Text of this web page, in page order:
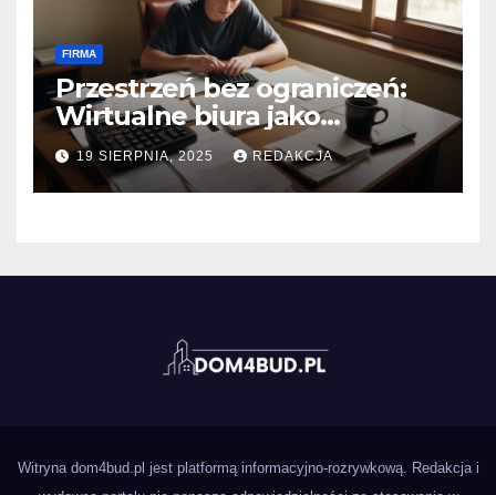
FIRMA
Przestrzeń bez ograniczeń:
Wirtualne biura jako
katalizator wzrostu dla
małych przedsiębiorstw
19 SIERPNIA, 2025 REDAKCJA
Witryna dom4bud.pl jest platformą informacyjno-rozrywkową. Redakcja i